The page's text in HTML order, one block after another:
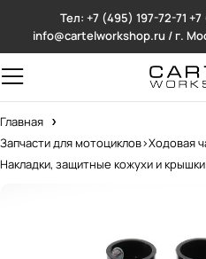
Тел: +7 (495) 197-72-71 +7
info@cartelworkshop.ru / г.
Главная
Запчасти для мотоциклов>Ходовая
Накладки, защитные кожухи и